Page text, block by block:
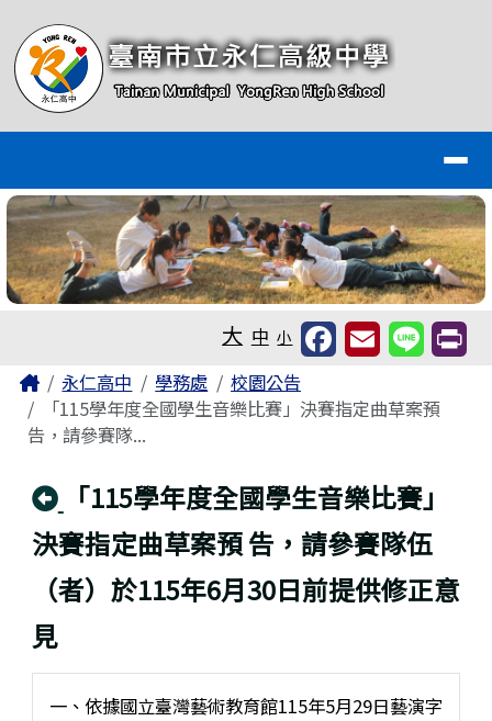
臺南市永仁高級中學全球資訊網
大 中 小
主內容區域
Home永仁高中 學務處
校園公告
「115學年度全國學生音樂比賽」決賽指定曲草案預
告，請參賽隊...
回上頁
「115學年度全國學生音樂比賽」
決賽指定曲草案預 告，請參賽隊伍
（者）於115年6月30日前提供修正意
見
一、依據國立臺灣藝術教育館115年5月29日藝演字
頁尾區域